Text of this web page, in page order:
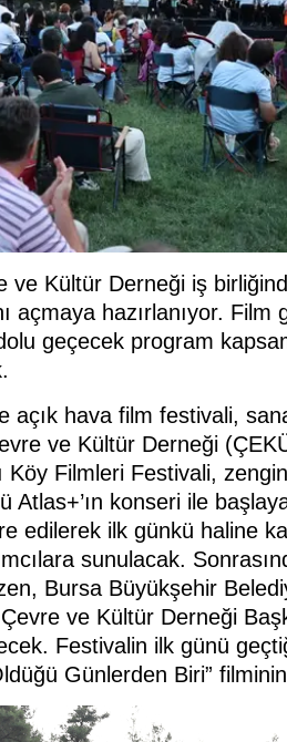
ve Kültür Derneği iş
açmaya hazırlanıyor.
geçecek program
açık hava film festivali,
ve Kültür Derneği
Köy Filmleri Festivali,
konseri ile
edilerek ilk günkü haline
sunulacak.
Bursa Büyükşehir
ve Kültür Derneği
Festivalin ilk günü
Günlerden Biri”